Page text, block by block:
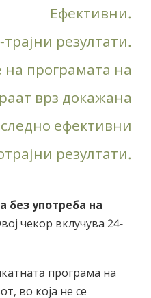
Ефективни.
резултати.
програмата на
врз докажана
ефективни
резултати.
без употреба на
чекор вклучува 24-
програма на
во која не се